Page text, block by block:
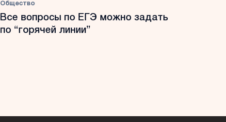
Общество
Все вопросы по ЕГЭ можно задать
по “горячей линии”